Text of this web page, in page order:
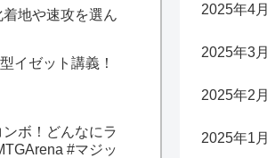
地や速攻を選ん
イゼット講義！
ボ！どんなにラ
#マジッ
2025年4月
2025年3月
2025年2月
2025年1月